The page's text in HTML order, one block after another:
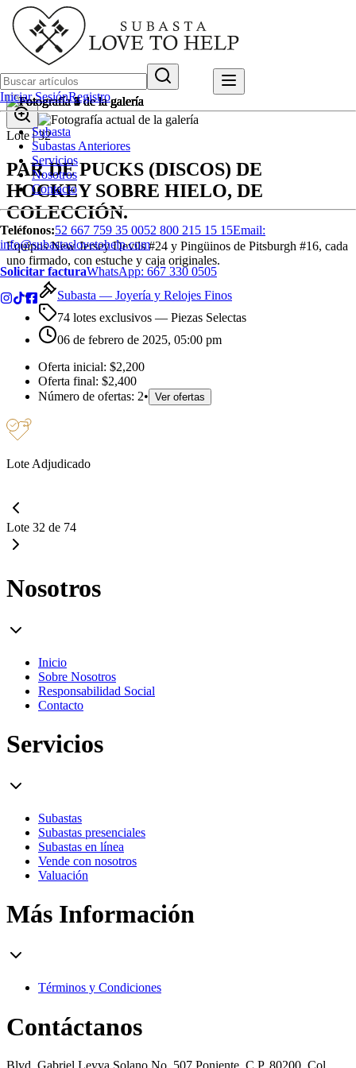
Iniciar SesiónRegistro
Subasta
Subastas Anteriores
Servicios
Nosotros
Contacto
Teléfonos:52 667 759 35 0052 800 215 15 15Email:
info@subastaslovetohelp.com
Solicitar facturaWhatsApp: 667 330 0505
Lote |32
PAR DE PUCKS (DISCOS) DE
HOCKEY SOBRE HIELO, DE
COLECCIÓN.
Equipos New Jersey Devils #24 y Pingüinos de Pitsburgh #16, cada
uno firmado, con estuche y caja originales.
Subasta — Joyería y Relojes Finos
74 lotes exclusivos — Piezas Selectas
06 de febrero de 2025, 05:00 pm
Oferta inicial: $2,200
Oferta final: $2,400
Número de ofertas: 2• Ver ofertas
Lote Adjudicado
Lote 32 de 74
Nosotros
Inicio
Sobre Nosotros
Responsabilidad Social
Contacto
Servicios
Subastas
Subastas presenciales
Subastas en línea
Vende con nosotros
Valuación
Más Información
Términos y Condiciones
Contáctanos